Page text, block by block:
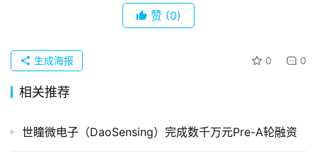
重
组
司
注册
赞 (0)
0 0
生成海报
相关推荐
世瞳微电子（DaoSensing）完成数千万元Pre-A轮融资